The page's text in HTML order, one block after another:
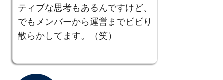
ティブな思考もあるんですけど、
でもメンバーから運営までビビり
散らかしてます。（笑）